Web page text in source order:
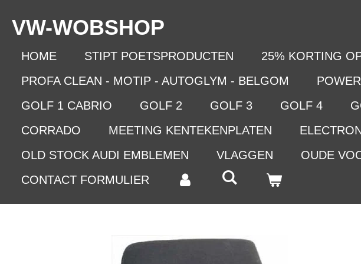
direct
VW-WOBSHOP
HOME STIPT POETSPRODUCTEN
25% KORTING
PROFA CLEAN - MOTIP - AUTOGLYM - BELGOM
GOLF 1 CABRIO
GOLF 2 GOLF 3 GOLF 4
CORRADO
MEETING KENTEKENPLATEN
OLD STOCK AUDI EMBLEMEN
VLAGGEN OUDE
CONTACT FORMULIER